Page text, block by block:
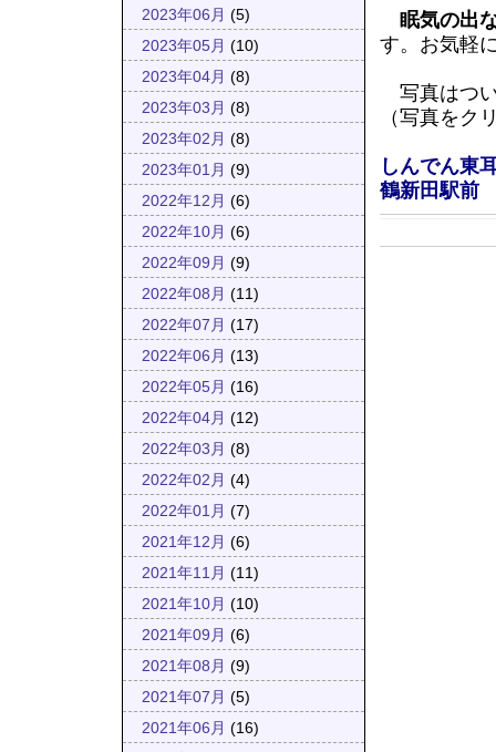
2023年06月 (5)
2023年05月 (10)
2023年04月 (8)
2023年03月 (8)
2023年02月 (8)
2023年01月 (9)
2022年12月 (6)
2022年10月 (6)
2022年09月 (9)
2022年08月 (11)
2022年07月 (17)
2022年06月 (13)
2022年05月 (16)
2022年04月 (12)
2022年03月 (8)
2022年02月 (4)
2022年01月 (7)
2021年12月 (6)
2021年11月 (11)
2021年10月 (10)
2021年09月 (6)
2021年08月 (9)
2021年07月 (5)
2021年06月 (16)
眠気の出
す。お気軽
写真はつ
（写真をク
しんでん東
鶴新田駅前